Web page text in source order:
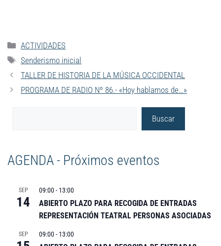
ACTIVIDADES
Senderismo inicial
TALLER DE HISTORIA DE LA MÚSICA OCCIDENTAL
PROGRAMA DE RADIO Nº 86.- «Hoy hablamos de…»
Buscar
AGENDA - Próximos eventos
SEP
14
09:00-13:00
ABIERTO PLAZO PARA RECOGIDA DE ENTRADAS
REPRESENTACIÓN TEATRAL PERSONAS ASOCIADAS
SEP 09:00-13:00